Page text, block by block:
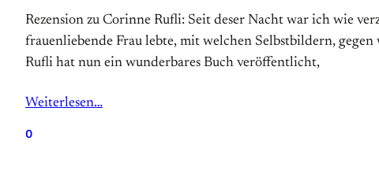
Rezension zu Corinne Rufli: Seit deser Nacht war ich wie
frauenliebende Frau lebte, mit welchen Selbstbildern,
Rufli hat nun ein wunderbares Buch veröffentlicht,
Weiterlesen…
0